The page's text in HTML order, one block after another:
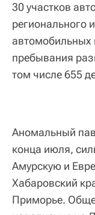
30 участков
регионального
автомобильных
пребывания
том числе 655
Аномальный
конца июля,
Амурскую и
Хабаровский
Приморье.